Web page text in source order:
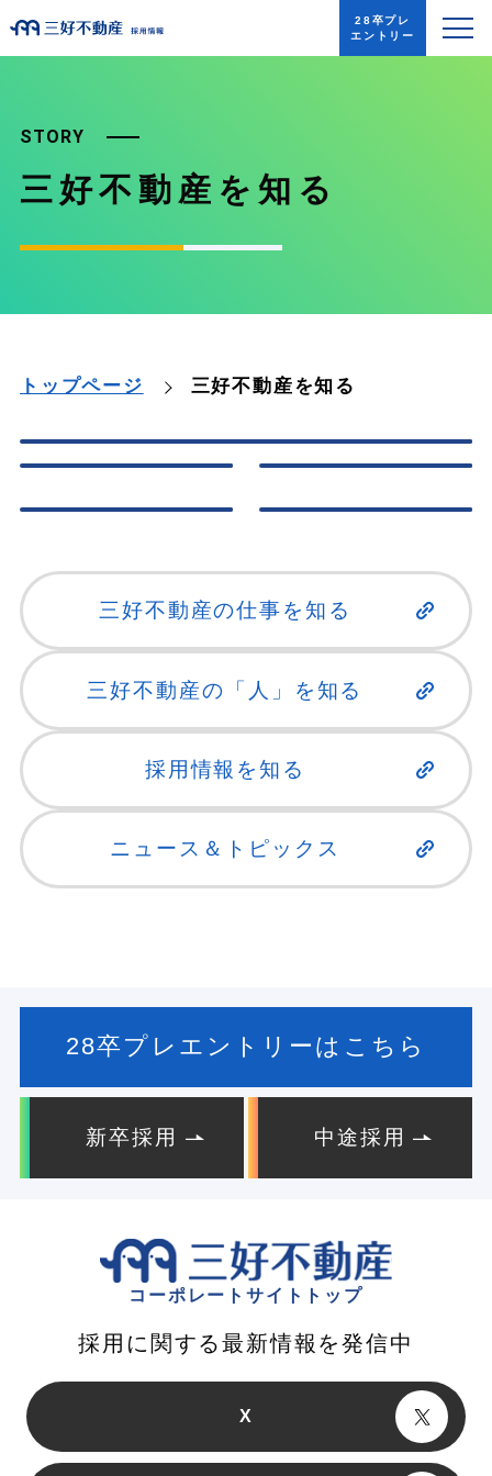
28卒プレ
エントリー
STORY
三好不動産を知る
トップページ 三好不動産を知る
事業紹介
三好不動産の歴史
数字でわかる
SDGs・CSR
三好不動産の仕事を知る
三好不動産の「人」を知る
採用情報を知る
ニュース＆トピックス
28卒プレエントリーはこちら
新卒採用 中途採用
コーポレートサイトトップ
採用に関する最新情報を発信中
X